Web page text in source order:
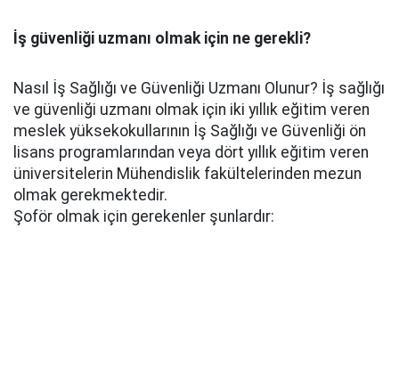
İş güvenliği uzmanı olmak için ne gerekli?
Nasıl İş Sağlığı ve Güvenliği Uzmanı Olunur? İş sağlığı
ve güvenliği uzmanı olmak için iki yıllık eğitim veren
meslek yüksekokullarının İş Sağlığı ve Güvenliği ön
lisans programlarından veya dört yıllık eğitim veren
üniversitelerin Mühendislik fakültelerinden mezun
olmak gerekmektedir.
Şoför olmak için gerekenler şunlardır: